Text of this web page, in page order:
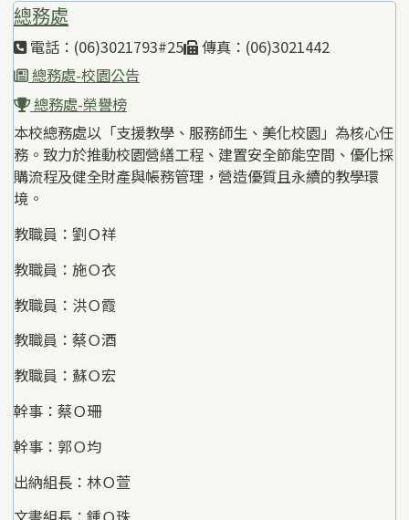
總務處
電話：(06)3021793#25
傳真：(06)3021442
總務處-校園公告
總務處-榮譽榜
本校總務處以「支援教學、服務師生、美化校園」為核心任
務。致力於推動校園營繕工程、建置安全節能空間、優化採
購流程及健全財產與帳務管理，營造優質且永續的教學環
境。
教職員：劉Ｏ祥
教職員：施Ｏ衣
教職員：洪Ｏ霞
教職員：蔡Ｏ酒
教職員：蘇Ｏ宏
幹事：蔡Ｏ珊
幹事：郭Ｏ均
出納組長：林Ｏ萱